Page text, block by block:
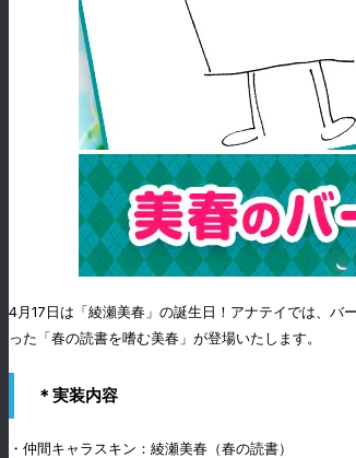
4月17日は「綾瀬美春」の誕生日！アナテイでは、バ
った「春の読書を嗜む美春」が登場いたします。
＊実装内容
・仲間キャラスキン：綾瀬美春（春の読書）